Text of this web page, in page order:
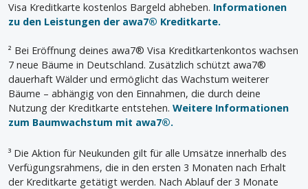
Visa Kreditkarte kostenlos Bargeld abheben. Informationen
zu den Leistungen der awa7® Kreditkarte.
² Bei Eröffnung deines awa7® Visa Kreditkartenkontos wachsen
7 neue Bäume in Deutschland. Zusätzlich schützt awa7®
dauerhaft Wälder und ermöglicht das Wachstum weiterer
Bäume – abhängig von den Einnahmen, die durch deine
Nutzung der Kreditkarte entstehen. Weitere Informationen
zum Baumwachstum mit awa7®.
³ Die Aktion für Neukunden gilt für alle Umsätze innerhalb des
Verfügungsrahmens, die in den ersten 3 Monaten nach Erhalt
der Kreditkarte getätigt werden. Nach Ablauf der 3 Monate